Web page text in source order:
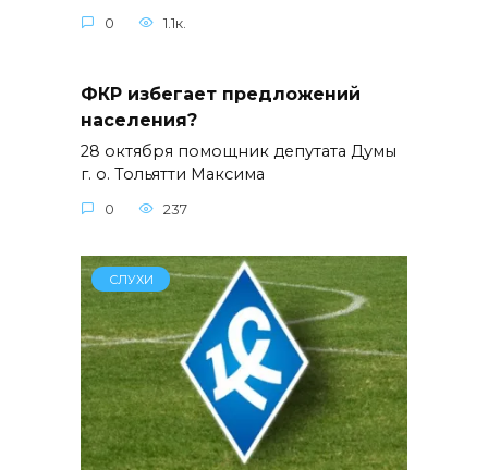
0 1.1к.
ФКР избегает предложений
населения?
28 октября помощник депутата Думы
г. о. Тольятти Максима
0 237
СЛУХИ